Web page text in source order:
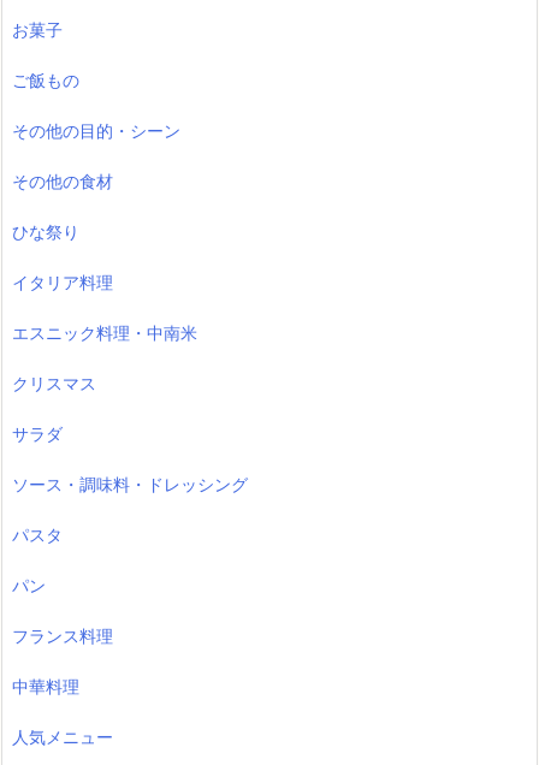
お菓子
ご飯もの
その他の目的・シーン
その他の食材
ひな祭り
イタリア料理
エスニック料理・中南米
クリスマス
サラダ
ソース・調味料・ドレッシング
パスタ
パン
フランス料理
中華料理
人気メニュー